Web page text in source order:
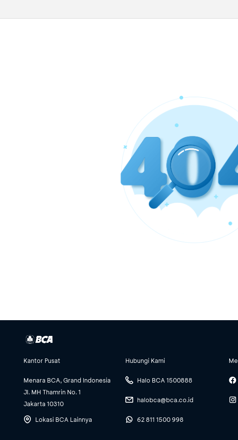
Kantor Pusat
Menara BCA, Grand Indonesia
Jl. MH Thamrin No. 1
Jakarta 10310
Lokasi BCA Lainnya
Hubungi Kami
Halo BCA 1500888
halobca@bca.co.id
62 811 1500 998